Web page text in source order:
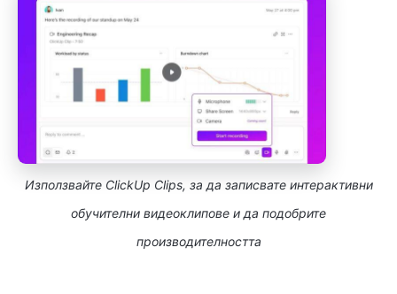
Използвайте ClickUp Clips, за да записвате интерактивни
обучителни видеоклипове и да подобрите
производителността